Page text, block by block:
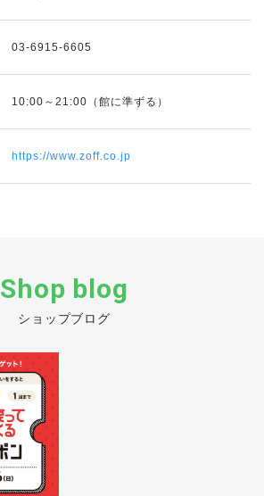
03-6915-6605
10:00～21:00（館に準ずる）
https://www.zoff.co.jp
Shop blog
ショップブログ